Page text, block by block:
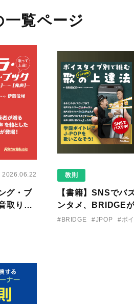
一覧ページ
2026.06.22
グ・ブ
取り用
教則
【書籍】SNSでバ
ンタメ、BRIDGE
略！ ボイスタイプ
#BRIDGE #JPOP #ボ